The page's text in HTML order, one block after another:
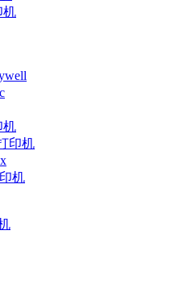
机
机
印机
机